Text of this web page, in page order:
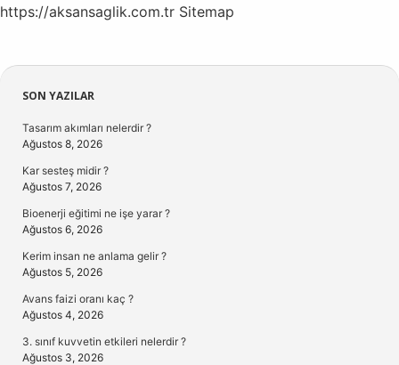
https://aksansaglik.com.tr Sitemap
Sidebar
SON YAZILAR
Tasarım akımları nelerdir ?
Ağustos 8, 2026
Kar sesteş midir ?
Ağustos 7, 2026
Bioenerji eğitimi ne işe yarar ?
Ağustos 6, 2026
Kerim insan ne anlama gelir ?
Ağustos 5, 2026
Avans faizi oranı kaç ?
Ağustos 4, 2026
3. sınıf kuvvetin etkileri nelerdir ?
Ağustos 3, 2026